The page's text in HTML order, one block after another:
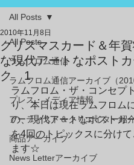
All Posts
ラムフロム通信
ラムフロム通信アーカイブ（
プレス・メディア情報
アーティスト＆クリエイター紹
商品アーカイブ
News Letterアーカイブ
All Posts
クリスマスカード＆年
な現代アートなポスト
ク 1
2010年11月8日
ラムフロム・ザ・コンセプ
り、本日は現在ラムフロム
の、現代アートなポストカ
を4回のトピックスに分けて
ます☆